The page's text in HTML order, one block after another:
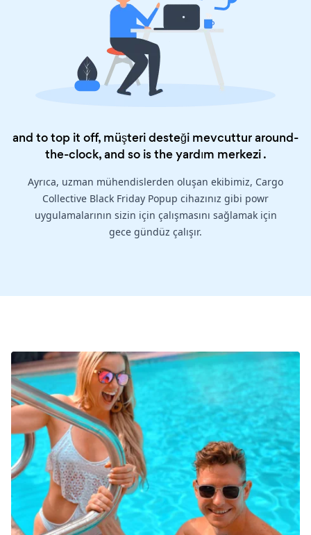
and to top it off, müşteri desteği mevcuttur around-
the-clock, and so is theyardım merkezi.
Ayrıca, uzman mühendislerden oluşan ekibimiz, Cargo
Collective Black Friday Popup cihazınız gibi powr
uygulamalarının sizin için çalışmasını sağlamak için
gece gündüz çalışır.